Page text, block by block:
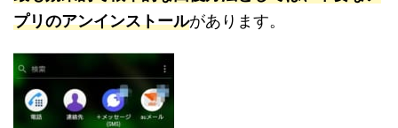
プリのアンインストールがあります。